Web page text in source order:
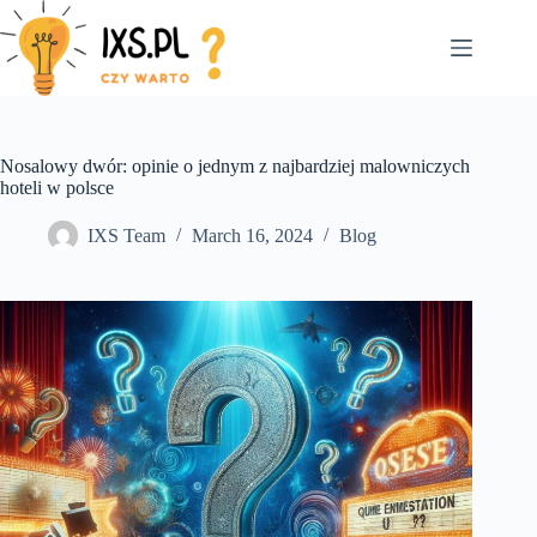
Skip
to
content
Nosalowy dwór: opinie o jednym z najbardziej malowniczych
hoteli w polsce
IXS Team March 16, 2024 Blog